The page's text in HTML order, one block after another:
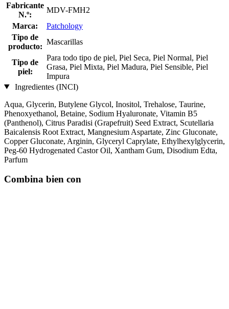
Fabricante
N.º:
MDV-FMH2
Marca:
Patchology
Tipo de
producto:
Mascarillas
Tipo de
piel:
Para todo tipo de piel, Piel Seca, Piel Normal, Piel
Grasa, Piel Mixta, Piel Madura, Piel Sensible, Piel
Impura
Ingredientes (INCI)
Aqua, Glycerin, Butylene Glycol, Inositol, Trehalose, Taurine,
Phenoxyethanol, Betaine, Sodium Hyaluronate, Vitamin B5
(Panthenol), Citrus Paradisi (Grapefruit) Seed Extract, Scutellaria
Baicalensis Root Extract, Mangnesium Aspartate, Zinc Gluconate,
Copper Gluconate, Arginin, Glyceryl Caprylate, Ethylhexylglycerin,
Peg-60 Hydrogenated Castor Oil, Xantham Gum, Disodium Edta,
Parfum
Combina bien con